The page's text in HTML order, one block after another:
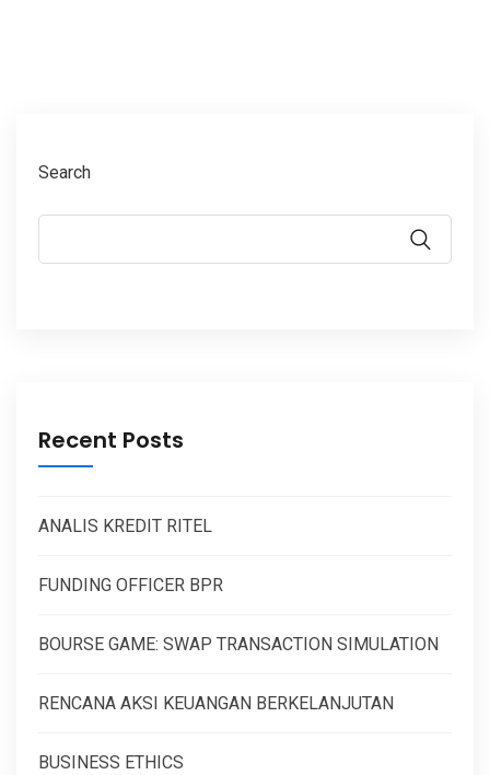
Search
Recent Posts
ANALIS KREDIT RITEL
FUNDING OFFICER BPR
BOURSE GAME: SWAP TRANSACTION SIMULATION
RENCANA AKSI KEUANGAN BERKELANJUTAN
BUSINESS ETHICS